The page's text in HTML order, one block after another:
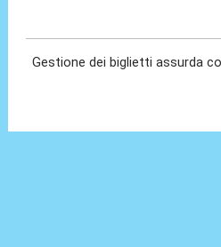
Gestione dei biglietti assurda